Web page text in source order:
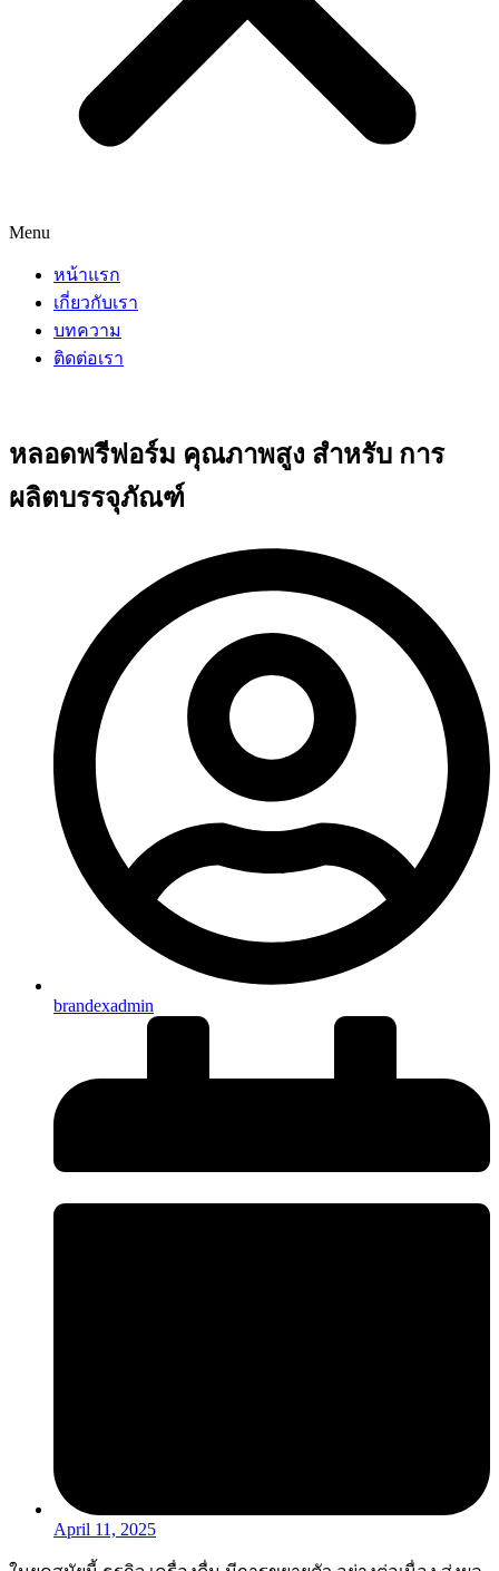
Menu
หน้าแรก
เกี่ยวกับเรา
บทความ
ติดต่อเรา
หลอดพรีฟอร์ม คุณภาพสูง สำหรับ การ
ผลิตบรรจุภัณฑ์
brandexadmin
April 11, 2025